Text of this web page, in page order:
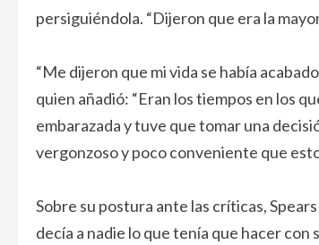
persiguiéndola. “Dijeron que era la
“Me dijeron que mi vida se había
quien añadió: “Eran los tiempos en los
embarazada y tuve que tomar una
vergonzoso y poco conveniente que
Sobre su postura ante las críticas,
decía a nadie lo que tenía que hacer con